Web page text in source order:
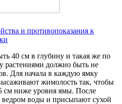
и противопоказания к
40 см в глубину и такая же по
растениями должно быть не
Для начала в каждую ямку
жимолость так, чтобы
см ниже уровня ямы. После
воды и присыпают сухой